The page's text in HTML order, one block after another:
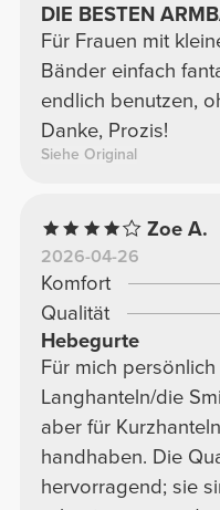
DIE BESTEN
Für Frauen mit
Bänder einfach
endlich benutzen,
Danke, Prozis!
Siehe Original
Zoe A.
2026-04-26
Komfort
Qualität
Hebegurte
Für mich
Langhanteln/die
aber für
handhaben. Die
hervorragend; sie